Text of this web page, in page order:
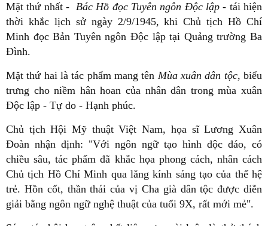
Mặt thứ nhất - Bác Hồ đọc Tuyên ngôn Độc lập- tái hiện
thời khắc lịch sử ngày 2/9/1945, khi Chủ tịch Hồ Chí
Minh đọc Bản Tuyên ngôn Độc lập tại Quảng trường Ba
Đình.
Mặt thứ hai là tác phẩm mang tên Mùa xuân dân tộc, biểu
trưng cho niềm hân hoan của nhân dân trong mùa xuân
Độc lập - Tự do - Hạnh phúc.
Chủ tịch Hội Mỹ thuật Việt Nam, họa sĩ Lương Xuân
Đoàn nhận định: "Với ngôn ngữ tạo hình độc đáo, có
chiều sâu, tác phẩm đã khắc họa phong cách, nhân cách
Chủ tịch Hồ Chí Minh qua lăng kính sáng tạo của thế hệ
trẻ. Hồn cốt, thần thái của vị Cha già dân tộc được diễn
giải bằng ngôn ngữ nghệ thuật của tuổi 9X, rất mới mẻ".